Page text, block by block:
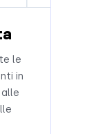
le
in